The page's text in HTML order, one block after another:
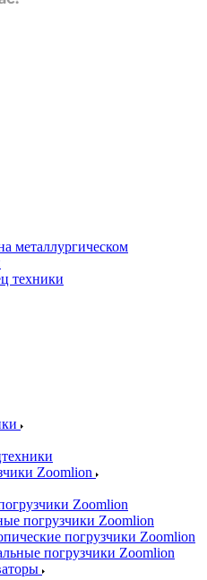
металлургическом
техники
Zoomlion
Zoomlion
погрузчики Zoomlion
погрузчики Zoomlion
погрузчики Zoomlion